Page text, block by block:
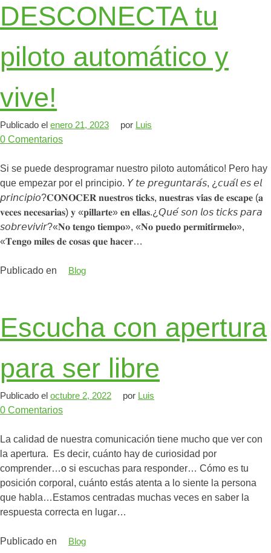
DESCONECTA tu
piloto automático y
vive!
Publicado el enero 21, 2023 por Luis
0 Comentarios
Si se puede desprogramar nuestro piloto automático! Pero hay
que empezar por el principio. 𝘠 𝘵𝘦 𝘱𝘳𝘦𝘨𝘶𝘯𝘵𝘢𝘳𝘢́𝘴, ¿𝘤𝘶𝘢́𝘭 𝘦𝘴 𝘦𝘭
𝘱𝘳𝘪𝘯𝘤𝘪𝘱𝘪𝘰?𝐂𝐎𝐍𝐎𝐂𝐄𝐑 𝐧𝐮𝐞𝐬𝐭𝐫𝐨𝐬 𝐭𝐢𝐜𝐤𝐬, 𝐧𝐮𝐞𝐬𝐭𝐫𝐚𝐬 𝐯𝐢́𝐚𝐬 𝐝𝐞 𝐞𝐬𝐜𝐚𝐩𝐞 (𝐚
𝐯𝐞𝐜𝐞𝐬 𝐧𝐞𝐜𝐞𝐬𝐚𝐫𝐢𝐚𝐬) 𝐲 «𝐩𝐢𝐥𝐥𝐚𝐫𝐭𝐞» 𝐞𝐧 𝐞𝐥𝐥𝐚𝐬.¿𝘘𝘶𝘦́ 𝘴𝘰𝘯 𝘭𝘰𝘴 𝘵𝘪𝘤𝘬𝘴 𝘱𝘢𝘳𝘢
𝘴𝘰𝘣𝘳𝘦𝘷𝘪𝘷𝘪𝘳?«𝐍𝐨 𝐭𝐞𝐧𝐠𝐨 𝐭𝐢𝐞𝐦𝐩𝐨», «𝐍𝐨 𝐩𝐮𝐞𝐝𝐨 𝐩𝐞𝐫𝐦𝐢𝐭𝐢́𝐫𝐦𝐞𝐥𝐨»,
«𝐓𝐞𝐧𝐠𝐨 𝐦𝐢𝐥𝐞𝐬 𝐝𝐞 𝐜𝐨𝐬𝐚𝐬 𝐪𝐮𝐞 𝐡𝐚𝐜𝐞𝐫…
Publicado en Blog
Escucha con apertura
para ser libre
Publicado el octubre 2, 2022 por Luis
0 Comentarios
La calidad de nuestra comunicación tiene mucho que ver con
la apertura. ⁣⁣⁣⁣⁣ Es decir, cuánto hay de curiosidad por
comprender…⁣⁣o si escuchas para responder… ⁣⁣Cómo es tu
posición corporal, cuánto estás atenta a lo siente la persona
que habla…⁣⁣⁣⁣Estamos centradas muchas veces en saber la
respuesta correcta en lugar…
Publicado en Blog